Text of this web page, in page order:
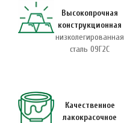
Высокопрочная
конструкционная
низколегированная
сталь 09Г2С
Качественное
лакокрасочное